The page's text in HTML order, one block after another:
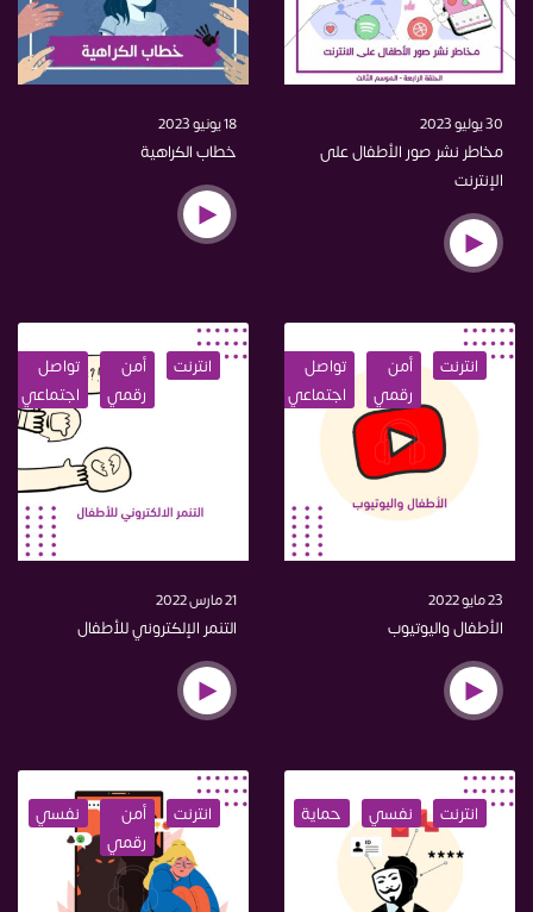
30 يوليو 2023
مخاطر نشر صور الأطفال على
الإنترنت
18 يونيو 2023
خطاب الكراهية
انترنت
أمن
رقمي
تواصل
اجتماعي
نفسي ادمان صحة اختراق
23 مايو 2022
الأطفال واليوتيوب
انترنت
أمن
رقمي
تواصل
اجتماعي
21 مارس 2022
التنمر الإلكتروني للأطفال
انترنت نفسي حماية اختراق انترنت
أمن
رقمي
نفسي